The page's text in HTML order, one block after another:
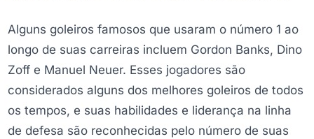
Alguns goleiros famosos que usaram o número 1 ao
longo de suas carreiras incluem Gordon Banks, Dino
Zoff e Manuel Neuer. Esses jogadores são
considerados alguns dos melhores goleiros de todos
os tempos, e suas habilidades e liderança na linha
de defesa são reconhecidas pelo número de suas